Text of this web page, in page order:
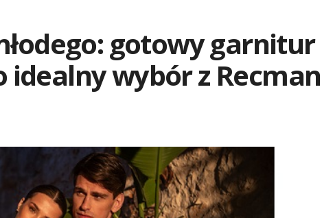
gotowy garnitur
idealny wybór z Recman